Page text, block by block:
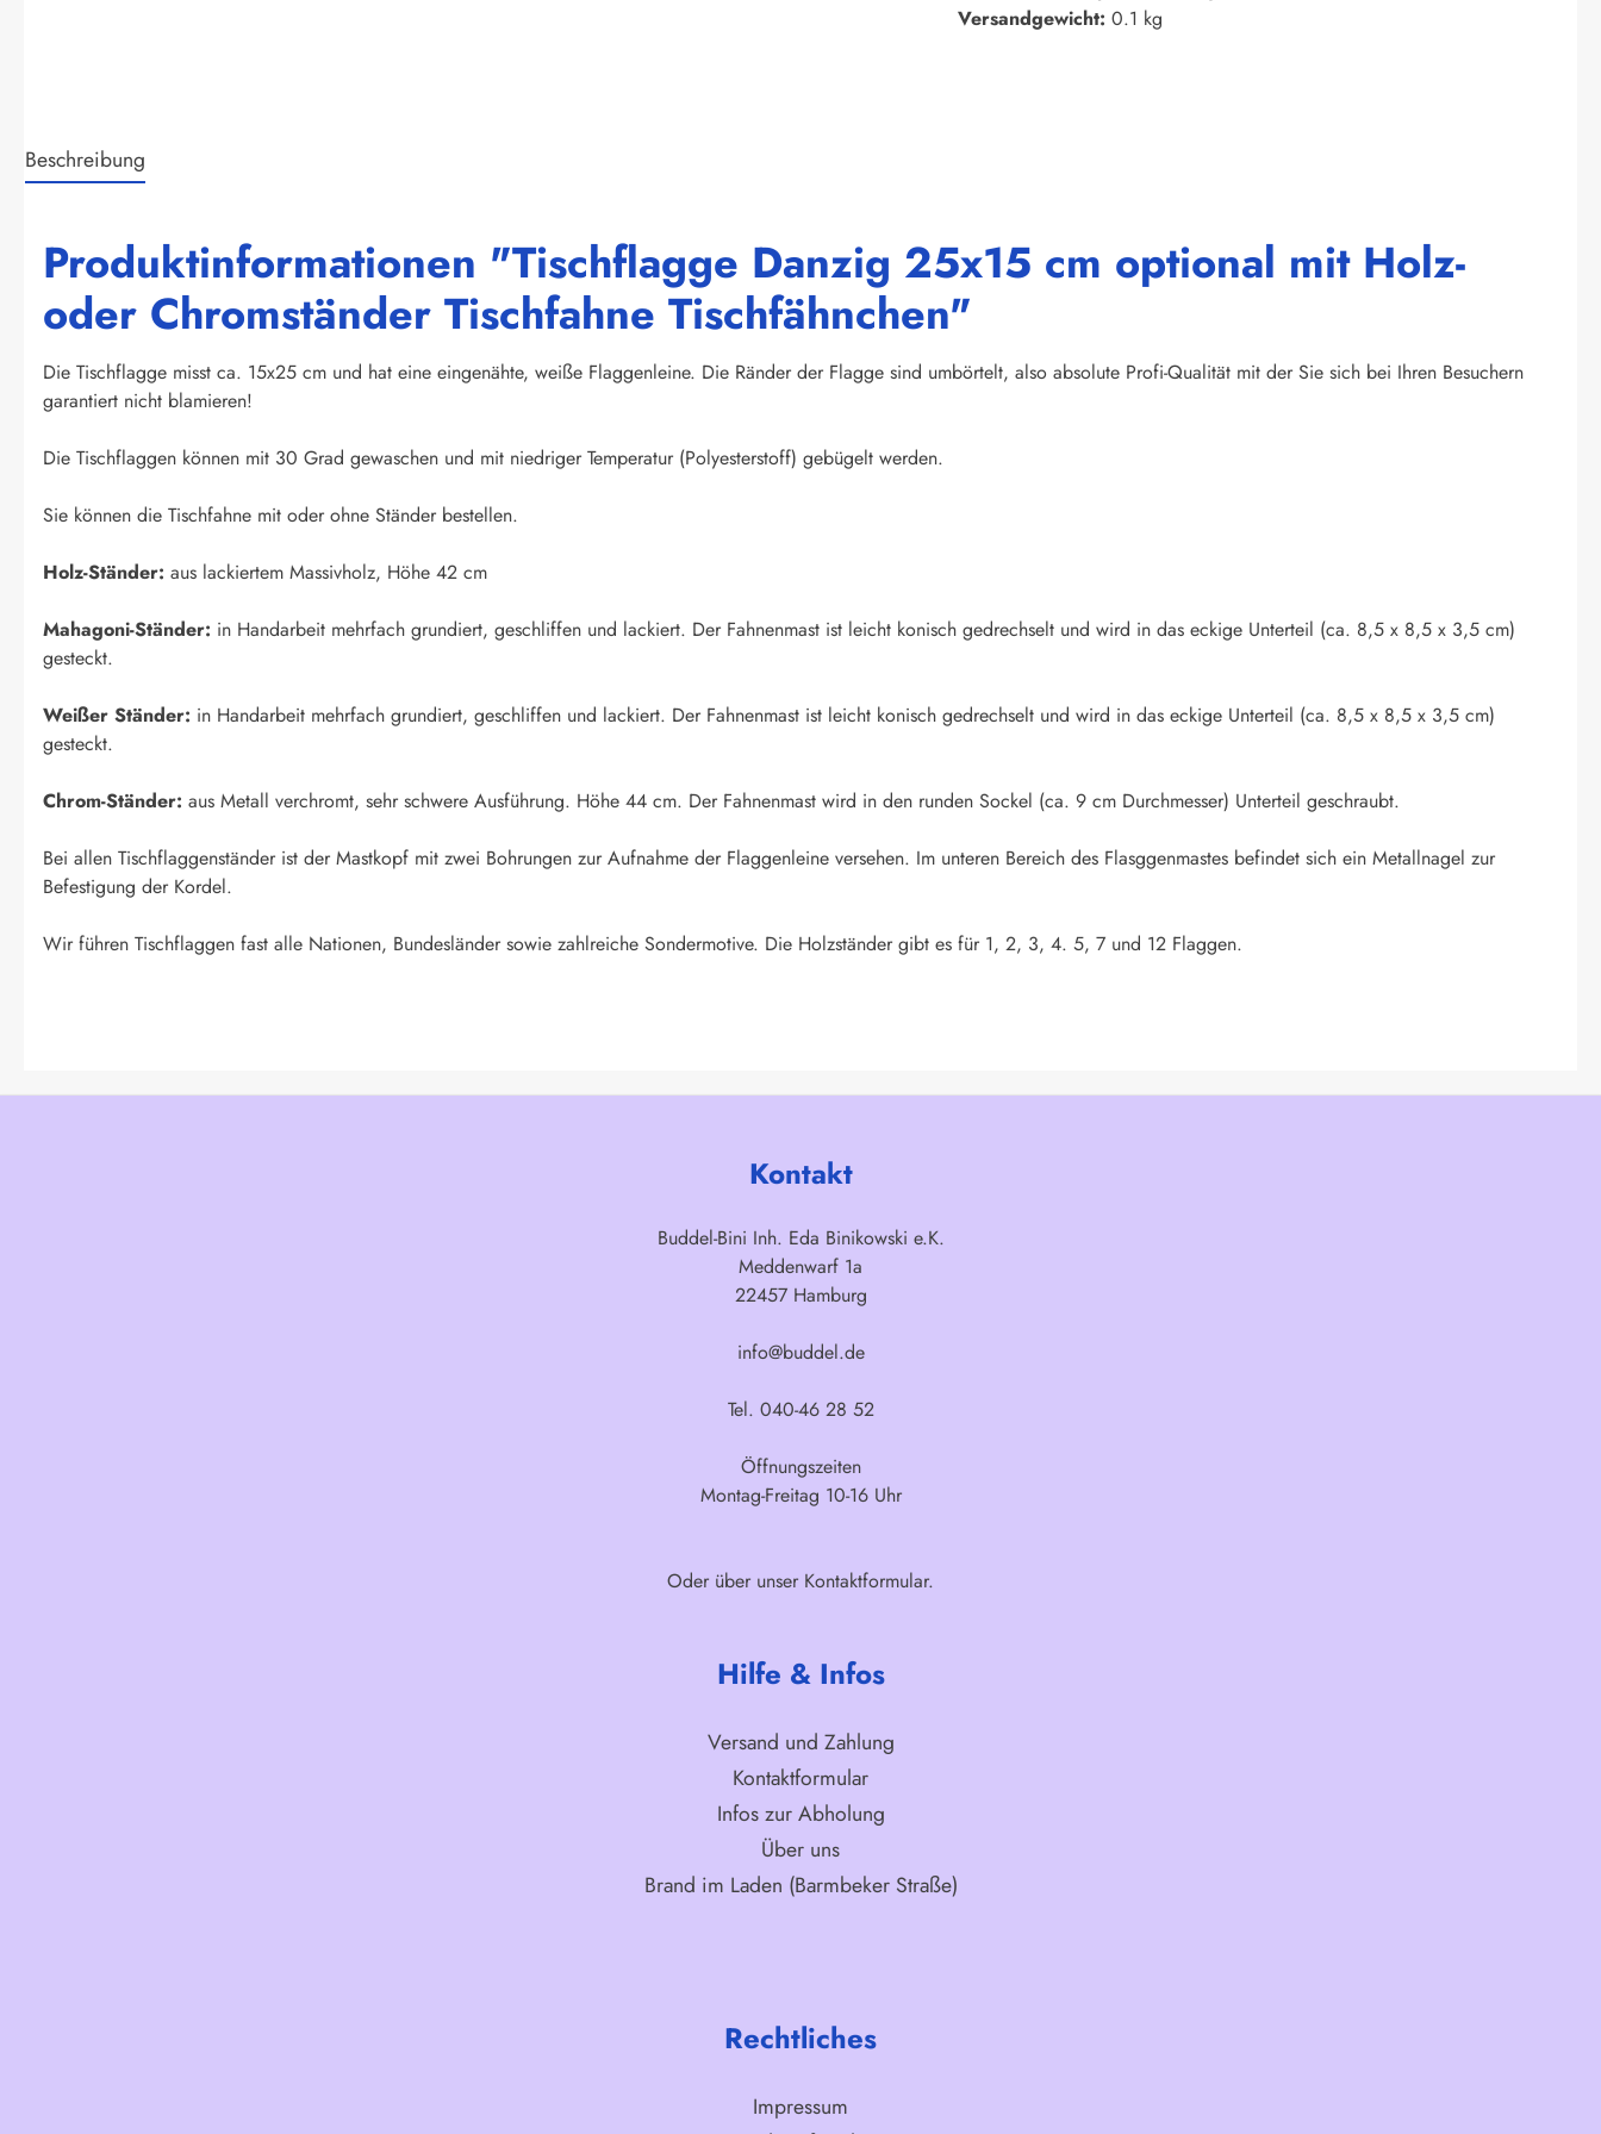
Versandgewicht: 0.1 kg
Beschreibung
Produktinformationen "Tischflagge Danzig 25x15 cm optional mit Holz-
oder Chromständer Tischfahne Tischfähnchen"
Die Tischflagge misst ca. 15x25 cm und hat eine eingenähte, weiße Flaggenleine. Die Ränder der Flagge sind umbörtelt, also absolute Profi-Qualität mit der Sie sich bei Ihren Besuchern
garantiert nicht blamieren!
Die Tischflaggen können mit 30 Grad gewaschen und mit niedriger Temperatur (Polyesterstoff) gebügelt werden.
Sie können die Tischfahne mit oder ohne Ständer bestellen.
Holz-Ständer: aus lackiertem Massivholz, Höhe 42 cm
Mahagoni-Ständer: in Handarbeit mehrfach grundiert, geschliffen und lackiert. Der Fahnenmast ist leicht konisch gedrechselt und wird in das eckige Unterteil (ca. 8,5 x 8,5 x 3,5 cm)
gesteckt.
Weißer Ständer: in Handarbeit mehrfach grundiert, geschliffen und lackiert. Der Fahnenmast ist leicht konisch gedrechselt und wird in das eckige Unterteil (ca. 8,5 x 8,5 x 3,5 cm)
gesteckt.
Chrom-Ständer: aus Metall verchromt, sehr schwere Ausführung. Höhe 44 cm. Der Fahnenmast wird in den runden Sockel (ca. 9 cm Durchmesser) Unterteil geschraubt.
Bei allen Tischflaggenständer ist der Mastkopf mit zwei Bohrungen zur Aufnahme der Flaggenleine versehen. Im unteren Bereich des Flasggenmastes befindet sich ein Metallnagel zur
Befestigung der Kordel.
Wir führen Tischflaggen fast alle Nationen, Bundesländer sowie zahlreiche Sondermotive. Die Holzständer gibt es für 1, 2, 3, 4. 5, 7 und 12 Flaggen.
Kontakt
Buddel-Bini Inh. Eda Binikowski e.K.
Meddenwarf 1a
22457 Hamburg
info@buddel.de
Tel. 040-46 28 52
Öffnungszeiten
Montag-Freitag 10-16 Uhr
Oder über unser Kontaktformular.
Hilfe & Infos
Versand und Zahlung
Kontaktformular
Infos zur Abholung
Über uns
Brand im Laden (Barmbeker Straße)
Rechtliches
Impressum